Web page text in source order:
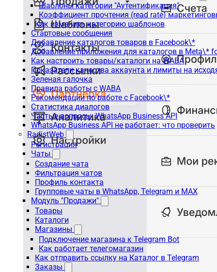
Шаблоны категории "Аутентификация"
Коэффициент прочтения (read rate)
Как изменить категорию шаблонов
Стартовые сообщения
Добавление каталогов товаров в Facebook\*
Добавление приложения для каталогов в Meta\*
Как настроить товары/каталоги на WABA
Показатели качества аккаунта и лимиты на
Зеленая галочка
Правила работы с WABA
Рекомендации по работе с Facebook\*
Статистика диалогов
Частые вопросы: WhatsApp Business API
WhatsApp Business API не работает: что проверить
RadistWeb
Регистрация
Чаты
Создание чата
Фильтрация чатов
Профиль контакта
Групповые чаты в WhatsApp, Telegram и MAX
Модуль "Продажи"
Товары
Каталоги
Магазины
Подключение магазина к Telegram Bot
Как работает телегомагазин
Как отправить ссылку на Каталог в Telegram
Заказы